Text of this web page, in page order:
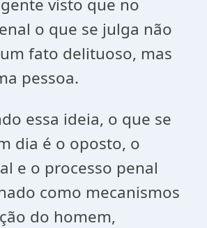
visto que no
o que se julga não
fato delituoso, mas
pessoa.
essa ideia, o que se
dia é o oposto, o
e o processo penal
como mecanismos
do homem,